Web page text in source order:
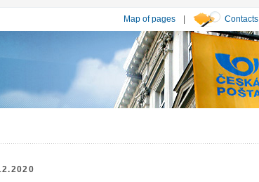
Map of pages | Contacts